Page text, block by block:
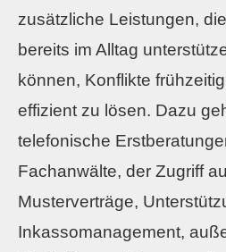
zusätzliche Leistungen,
bereits im Alltag
können, Konflikte
effizient zu lösen. Dazu
telefonische
Fachanwälte, der Zugriff
Musterverträge,
Inkassomanagement,